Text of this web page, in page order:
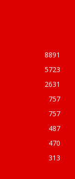
8891
5723
2631
757
757
487
470
313